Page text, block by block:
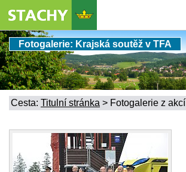
Fotogalerie: Krajská soutěž v TFA
Cesta: Titulní stránka > Fotogalerie z akcí